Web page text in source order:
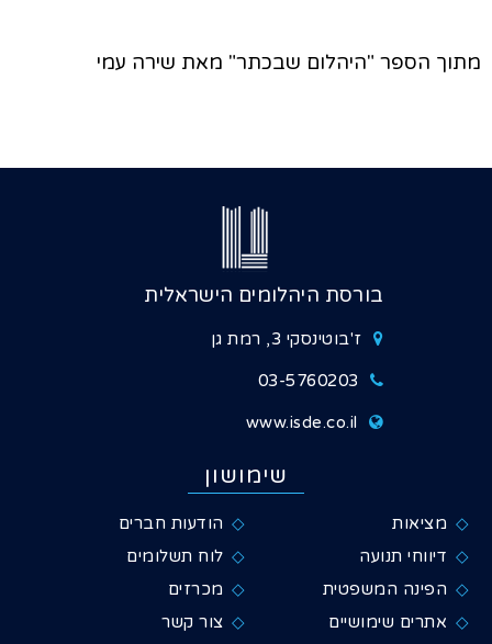
מתוך הספר "היהלום שבכתר" מאת שירה עמי
בורסת היהלומים הישראלית
ז'בוטינסקי 3, רמת גן
03-5760203
www.isde.co.il
שימושון
מציאות
הודעות חברים
דיווחי תנועה
לוח תשלומים
הפינה המשפטית
מכרזים
אתרים שימושיים
צור קשר